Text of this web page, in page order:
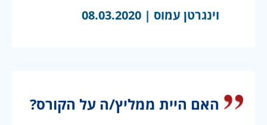
וינגרטן עמוס | 08.03.2020
האם היית ממליץ/ה על הקורס?